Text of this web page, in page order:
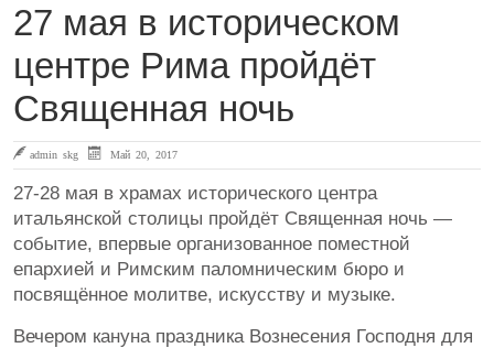
27 мая в историческом
центре Рима пройдёт
Священная ночь
admin skg Май 20, 2017
27-28 мая в храмах исторического центра
итальянской столицы пройдёт Священная ночь —
событие, впервые организованное поместной
епархией и Римским паломническим бюро и
посвящённое молитве, искусству и музыке.
Вечером кануна праздника Вознесения Господня для